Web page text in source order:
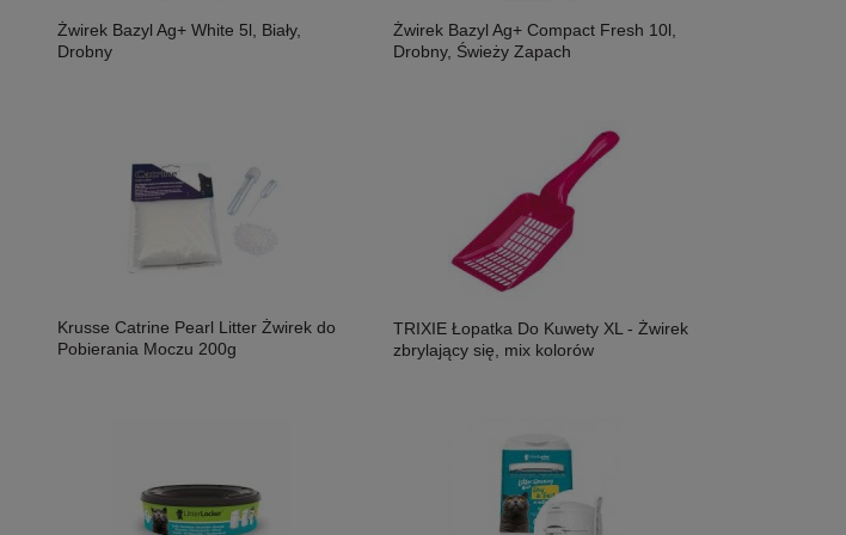
Żwirek Bazyl Ag+ White 5l, Biały,
Drobny
Żwirek Bazyl Ag+ Compact Fresh 10l,
Drobny, Świeży Zapach
Krusse Catrine Pearl Litter Żwirek do
Pobierania Moczu 200g
TRIXIE Łopatka Do Kuwety XL - Żwirek
zbrylający się, mix kolorów